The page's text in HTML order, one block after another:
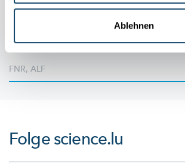
Ablehnen
Mit Ruhe und Begeisterung blickt Fréderik
ambitioniertesProjekt rund um
Algenbasis
FNR, ALF
Folgescience.lu